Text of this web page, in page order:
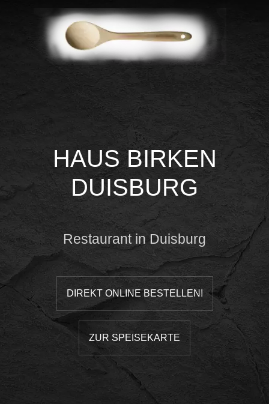
HAUS BIRKEN
DUISBURG
Restaurant in Duisburg
DIREKT ONLINE BESTELLEN!
ZUR SPEISEKARTE